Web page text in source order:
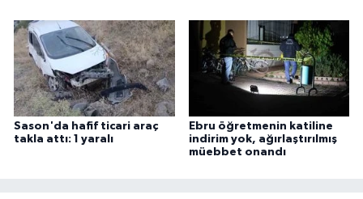
Sason'da hafif ticari araç
takla attı: 1 yaralı
Ebru öğretmenin katiline
indirim yok, ağırlaştırılmış
müebbet onandı